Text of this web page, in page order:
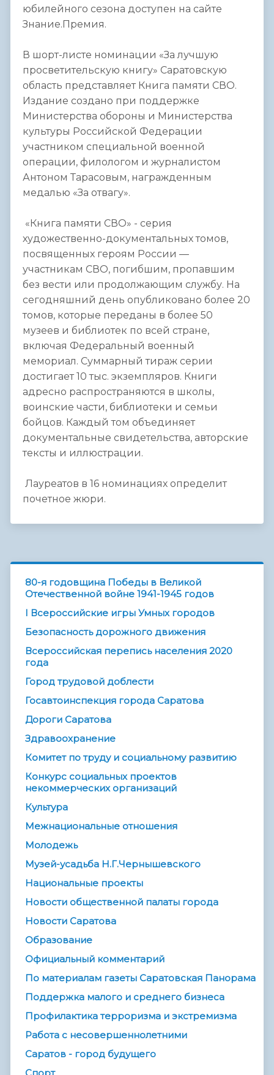
юбилейного сезона доступен на сайте
Знание.Премия.
В шорт-листе номинации «За лучшую
просветительскую книгу» Саратовскую
область представляет Книга памяти СВО.
Издание создано при поддержке
Министерства обороны и Министерства
культуры Российской Федерации
участником специальной военной
операции, филологом и журналистом
Антоном Тарасовым, награжденным
медалью «За отвагу».
«Книга памяти СВО» - серия
художественно-документальных томов,
посвященных героям России —
участникам СВО, погибшим, пропавшим
без вести или продолжающим службу. На
сегодняшний день опубликовано более 20
томов, которые переданы в более 50
музеев и библиотек по всей стране,
включая Федеральный военный
мемориал. Суммарный тираж серии
достигает 10 тыс. экземпляров. Книги
адресно распространяются в школы,
воинские части, библиотеки и семьи
бойцов. Каждый том объединяет
документальные свидетельства, авторские
тексты и иллюстрации.
Лауреатов в 16 номинациях определит
почетное жюри.
80-я годовщина Победы в Великой
Отечественной войне 1941-1945 годов
I Всероссийские игры Умных городов
Безопасность дорожного движения
Всероссийская перепись населения 2020
года
Город трудовой доблести
Госавтоинспекция города Саратова
Дороги Саратова
Здравоохранение
Комитет по труду и социальному развитию
Конкурс социальных проектов
некоммерческих организаций
Культура
Межнациональные отношения
Молодежь
Музей-усадьба Н.Г.Чернышевского
Национальные проекты
Новости общественной палаты города
Новости Саратова
Образование
Официальный комментарий
По материалам газеты Саратовская Панорама
Поддержка малого и среднего бизнеса
Профилактика терроризма и экстремизма
Работа с несовершеннолетними
Саратов - город будущего